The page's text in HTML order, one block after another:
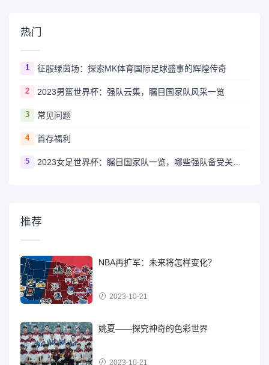
热门
1 征服绿茵场：探索MK体育国际足球盛事的辉煌传奇
2 2023男篮世界杯：强队云集，瞩目国家队风采一览
3 常见问题
4 首存福利
5
推荐
NBA再扩军：未来将怎样变化？
2023-10-21
姚夏——探究神奇的色彩世界
2023-10-21